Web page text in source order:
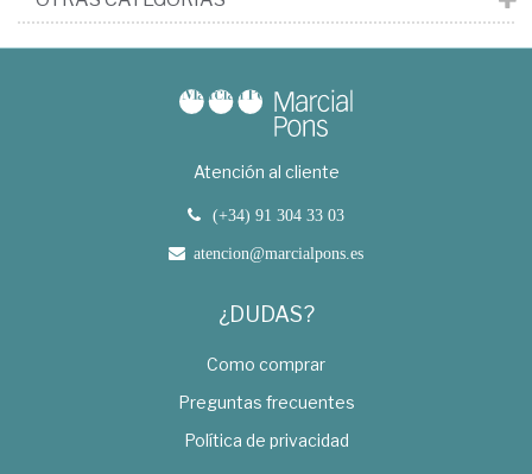
Atención al cliente
(+34) 91 304 33 03
atencion@marcialpons.es
¿DUDAS?
Como comprar
Preguntas frecuentes
Política de privacidad